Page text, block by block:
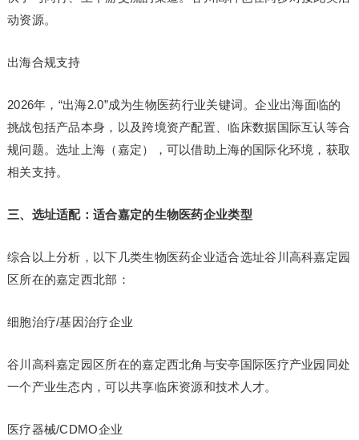
动资源。
出海合规支持
2026年，“出海2.0”成为生物医药行业关键词。企业出海面临的
挑战包括产品本身，以及跨境资产配置、临床数据国际互认等合
规问题。选址上海（嘉定），可以借助上海的国际化环境，获取
相关支持。
三、选址适配：适合嘉定的生物医药企业类型
综合以上分析，以下几类生物医药企业适合选址谷川高科嘉定园
区所在的嘉定西北部：
细胞治疗/基因治疗企业
谷川高科嘉定园区所在的嘉定西北角与安亭国际医疗产业园同处
一个产业生态内，可以共享临床资源和技术人才。
医疗器械/CDMO企业